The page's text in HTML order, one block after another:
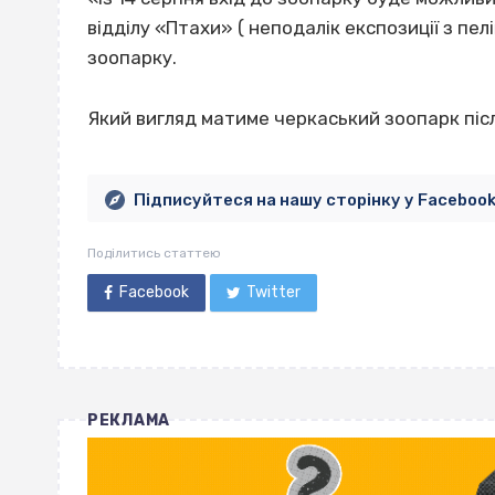
відділу «Птахи» ( неподалік експозиції з
зоопарку.
Який вигляд матиме черкаський зоопарк
Підписуйтеся на нашу сторінку у Facebook
Поділитись статтею
Facebook Twitter
РЕКЛАМА